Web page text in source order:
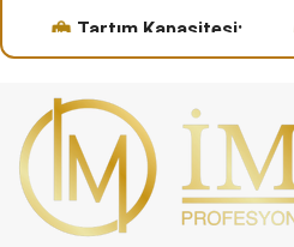
Tartım Kapasitesi
Tartım Hassasiyeti
1 GR